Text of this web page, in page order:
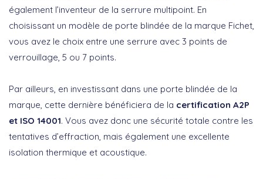
également l’inventeur de la serrure multipoint. En
choisissant un modèle de porte blindée de la marque Fichet,
vous avez le choix entre une serrure avec 3 points de
verrouillage, 5 ou 7 points.
Par ailleurs, en investissant dans une porte blindée de la
marque, cette dernière bénéficiera de la certification A2P
et ISO 14001. Vous avez donc une sécurité totale contre les
tentatives d’effraction, mais également une excellente
isolation thermique et acoustique.